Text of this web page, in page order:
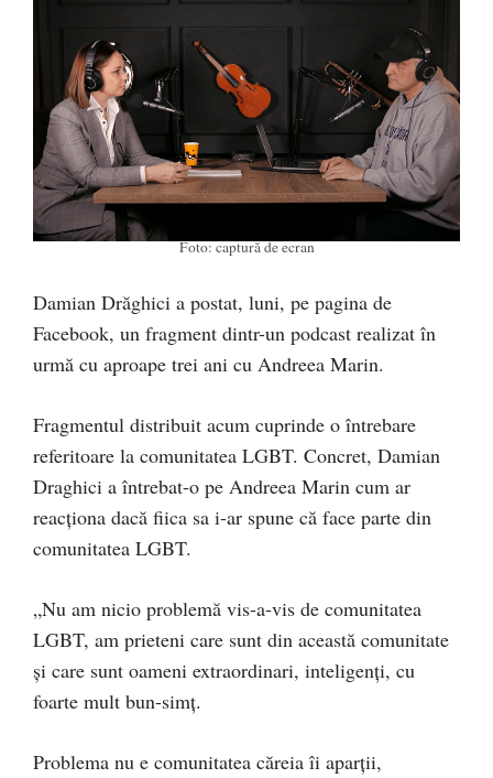
Foto: captură de ecran
Damian Drăghici a postat, luni, pe pagina de
Facebook, un fragment dintr-un podcast realizat în
urmă cu aproape trei ani cu Andreea Marin.
Fragmentul distribuit acum cuprinde o întrebare
referitoare la comunitatea LGBT. Concret, Damian
Draghici a întrebat-o pe Andreea Marin cum ar
reacționa dacă fiica sa i-ar spune că face parte din
comunitatea LGBT.
„Nu am nicio problemă vis-a-vis de comunitatea
LGBT, am prieteni care sunt din această comunitate
și care sunt oameni extraordinari, inteligenți, cu
foarte mult bun-simț.
Problema nu e comunitatea căreia îi aparții,